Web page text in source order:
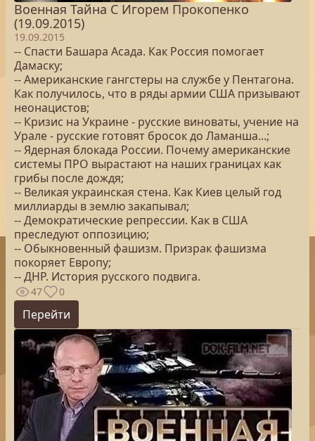
Военная Тайна С Игорем Прокопенко
(19.09.2015)
19.09.2015
-- Спасти Башара Асада. Как Россия помогает
Дамаску;
-- Американские гангстеры на службе у Пентагона.
Как получилось, что в ряды армии США призывают
неонацистов;
-- Кризис на Украине - русские виноваты, учение на
Урале - русские готовят бросок до Ламанша...;
-- Ядерная блокада России. Почему американские
системы ПРО вырастают на наших границах как
грибы после дождя;
-- Великая украинская стена. Как Киев целый год
миллиарды в землю закапывал;
-- Демократические репрессии. Как в США
преследуют оппозицию;
-- Обыкновенный фашизм. Призрак фашизма
покоряет Европу;
-- ДНР. История русского подвига.
47 0
Перейти